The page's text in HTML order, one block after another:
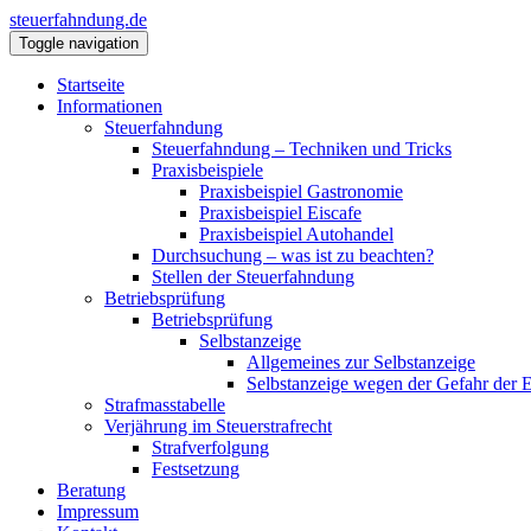
steuerfahndung.de
Toggle navigation
Startseite
Informationen
Steuerfahndung
Steuerfahndung – Techniken und Tricks
Praxisbeispiele
Praxisbeispiel Gastronomie
Praxisbeispiel Eiscafe
Praxisbeispiel Autohandel
Durchsuchung – was ist zu beachten?
Stellen der Steuerfahndung
Betriebsprüfung
Betriebsprüfung
Selbstanzeige
Allgemeines zur Selbstanzeige
Selbstanzeige wegen der Gefahr der
Strafmasstabelle
Verjährung im Steuerstrafrecht
Strafverfolgung
Festsetzung
Beratung
Impressum